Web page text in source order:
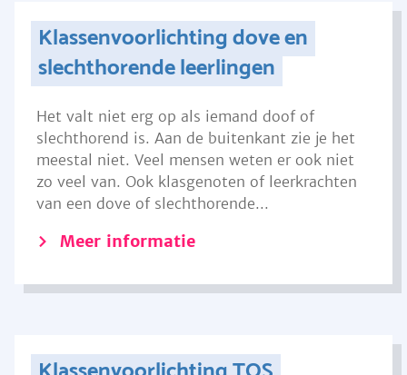
Klassenvoorlichting dove en
slechthorende leerlingen
Het valt niet erg op als iemand doof of
slechthorend is. Aan de buitenkant zie je het
meestal niet. Veel mensen weten er ook niet
zo veel van. Ook klasgenoten of leerkrachten
van een dove of slechthorende...
Meer informatie